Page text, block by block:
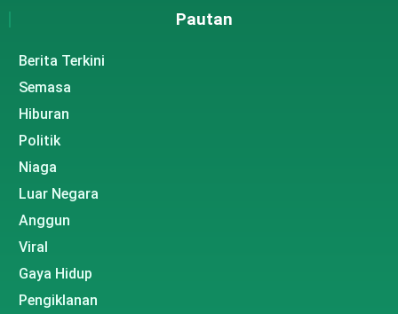
Pautan
Berita Terkini
Semasa
Hiburan
Politik
Niaga
Luar Negara
Anggun
Viral
Gaya Hidup
Pengiklanan